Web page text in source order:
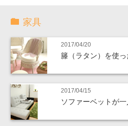
家具
2017/04/20
籐（ラタン）を使
2017/04/15
ソファーベットが